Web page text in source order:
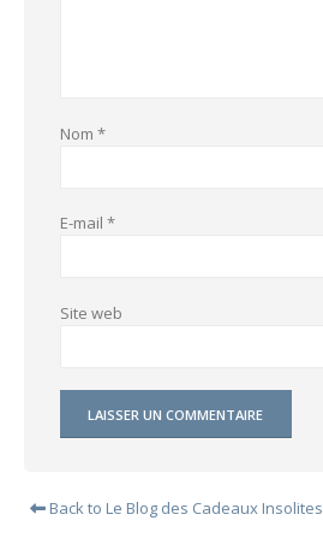
Nom *
E-mail *
Site web
Back to Le Blog des Cadeaux Insolites